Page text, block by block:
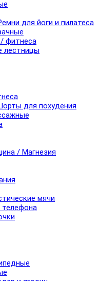
для йоги и пилатеса
фитнеса
лестницы
для похудения
/ Магнезия
мячи
телефона